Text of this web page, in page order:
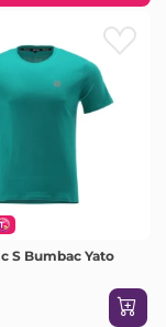
S Bumbac Yato